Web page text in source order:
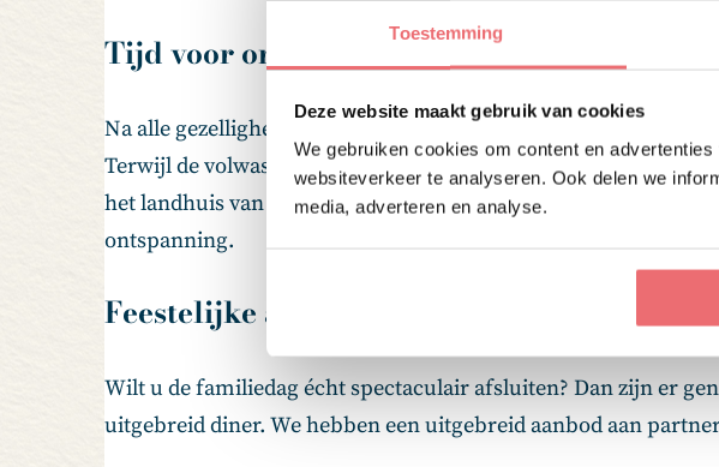
Toestemming
Deze website maakt gebruik van cookies
We gebruiken cookies om content en
websiteverkeer te analyseren. Ook delen we
media, adverteren en analyse.
Tijd voor ontspanning
Na alle gezelligheid is het ook fijn om even een moment van
Terwijl de volwassenen zich verliezen in een goed gesprek en
het landhuis van Buitenplaats Sparrendaal of een ontspannen
ontspanning.
Feestelijke afsluiting
Wilt u de familiedag écht spectaculair afsluiten? Dan zijn er
uitgebreid diner. We hebben een uitgebreid aanbod aan